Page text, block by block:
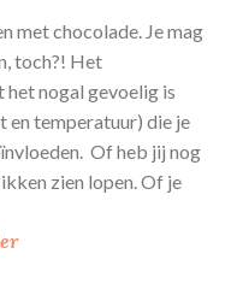
met chocolade. Je mag
toch?! Het
het nogal gevoelig is
en temperatuur) die je
Of heb jij nog
zien lopen. Of je
Spuitchocolade